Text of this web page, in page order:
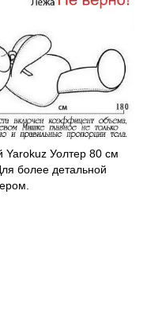
Уолтер 80 см
более детальной